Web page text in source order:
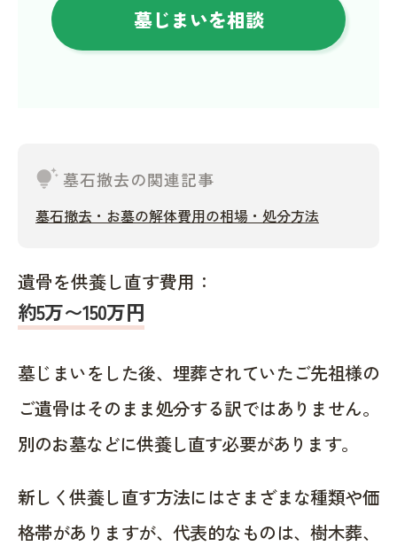
墓じまいを相談
tips_and_updates墓石撤去の関連記事
墓石撤去・お墓の解体費用の相場・処分方法
遺骨を供養し直す費用：
約5万〜150万円
墓じまいをした後、埋葬されていたご先祖様の
ご遺骨はそのまま処分する訳ではありません。
別のお墓などに供養し直す必要があります。
新しく供養し直す方法にはさまざまな種類や価
格帯がありますが、代表的なものは、樹木葬、